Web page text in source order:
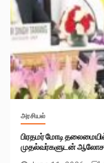
அரசியல்
பிரதமர் மோடி
முதல்வர்களுடன்